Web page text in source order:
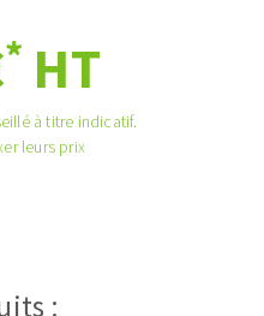
SURFACE
* HT
à titre indicatif.
leurs prix
: